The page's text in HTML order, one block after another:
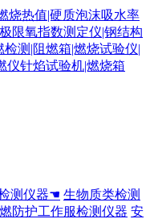
测仪器☚ 生物质类检测
防护工作服检测仪器 安